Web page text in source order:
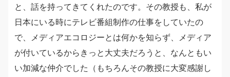
と、話を持ってきてくれたのです。その教授も、私が
日本にいる時にテレビ番組制作の仕事をしていたの
で、メディアエコロジーとは何かを知らず、メディア
が付いているからきっと大丈夫だろうと、なんともい
い加減な仲介でした（もちろんその教授に大変感謝し